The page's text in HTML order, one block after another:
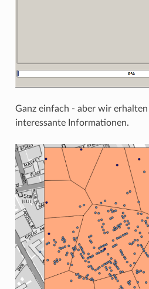
Ganz einfach - aber wir
interessante Informationen.